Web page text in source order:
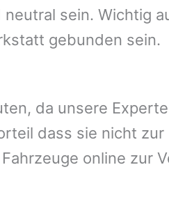
sein. Wichtig
gebunden sein.
da unsere
dass sie nicht
online zur